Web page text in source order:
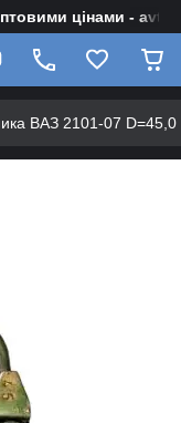
цінами -
ВАЗ 2101-07 D=45,0